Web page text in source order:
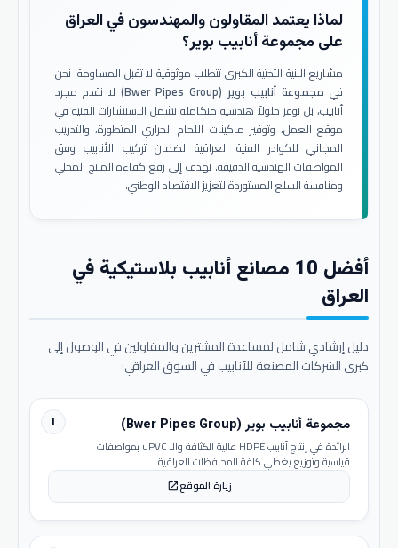
لماذا يعتمد المقاولون والمهندسون في العراق
على مجموعة أنابيب بوير؟
مشاريع البنية التحتية الكبرى تتطلب موثوقية لا تقبل المساومة. نحن
في مجموعة أنابيب بوير (Bwer Pipes Group)
لا نقدم مجرد
أنابيب، بل نوفر حلولاً هندسية متكاملة تشمل الاستشارات الفنية في
موقع العمل، وتوفير ماكينات اللحام الحراري المتطورة، والتدريب
المجاني للكوادر الفنية العراقية لضمان تركيب الأنابيب وفق
المواصفات الهندسية الدقيقة. نهدف إلى رفع كفاءة المنتج المحلي
ومنافسة السلع المستوردة لتعزيز الاقتصاد الوطني.
أفضل 10 مصانع أنابيب بلاستيكية في
العراق
دليل إرشادي شامل لمساعدة المشترين والمقاولين في الوصول إلى
كبرى الشركات المصنعة للأنابيب في السوق العراقي:
١ مجموعة أنابيب بوير (Bwer Pipes Group)
الرائدة في إنتاج أنابيب HDPE عالية الكثافة والـ uPVC بمواصفات
قياسية وتوزيع يغطي كافة المحافظات العراقية.
زيارة الموقعopen_in_new